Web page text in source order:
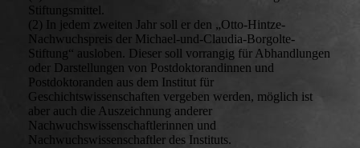
Stiftungsmittel.
(2) In jedem zweiten Jahr soll er den „Otto-Hintze-
Nachwuchspreis der Michael-und-Claudia-Borgolte-
Stiftung“ ausloben. Dieser soll vorrangig für Abhandlungen
oder Darstellungen von Postdoktorandinnen und
Postdoktoranden aus dem Institut für
Geschichtswissenschaften vergeben werden, möglich ist
aber auch die Auszeichnung anderer
Nachwuchswissenschaftlerinnen und
Nachwuchswissenschaftler des Instituts.